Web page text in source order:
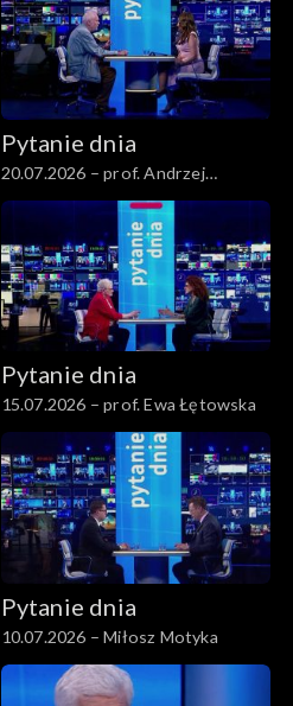
Pytanie dnia
20.07.2026 – prof. Andrzej
Rychard
Pytanie dnia
15.07.2026 – prof. Ewa Łętowska
Pytanie dnia
10.07.2026 – Miłosz Motyka